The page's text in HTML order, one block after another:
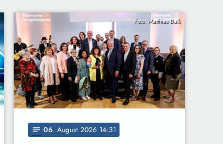
Foto: Matthias Balk
notes 06. August 2026 14:31